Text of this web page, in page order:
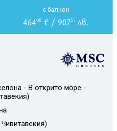
- В открито море -
с балкон
46400 € / 90751 лв.